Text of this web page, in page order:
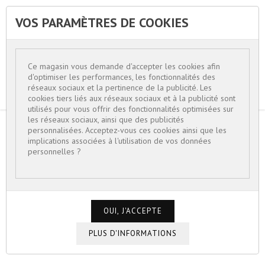
ACCUEIL
EQUESTRE
BARRETTE FER À CHEVAL
VOS PARAMÈTRES DE COOKIES
Ce magasin vous demande d'accepter les cookies afin
d'optimiser les performances, les fonctionnalités des
réseaux sociaux et la pertinence de la publicité. Les
cookies tiers liés aux réseaux sociaux et à la publicité sont
utilisés pour vous offrir des fonctionnalités optimisées sur
les réseaux sociaux, ainsi que des publicités
personnalisées. Acceptez-vous ces cookies ainsi que les
implications associées à l'utilisation de vos données
personnelles ?